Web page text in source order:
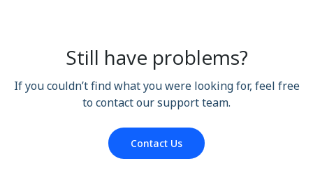
Still have problems?
If you couldn’t find what you were looking for, feel free
to contact our support team.